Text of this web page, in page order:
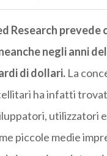
Research prevede
negli anni
di dollari.La
ha infatti
utilizzatori
piccole medie